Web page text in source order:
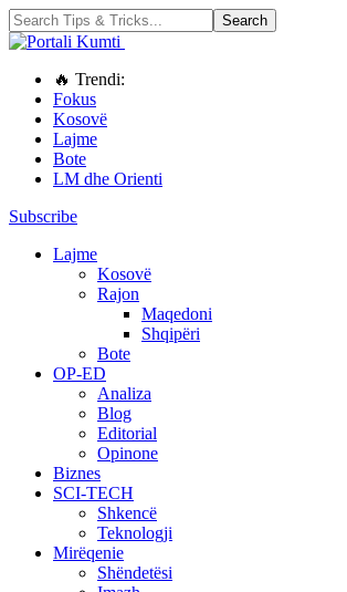
🔥 Trendi:
Fokus
Kosovë
Lajme
Bote
LM dhe Orienti
Subscribe
Lajme
Kosovë
Rajon
Maqedoni
Shqipëri
Bote
OP-ED
Analiza
Blog
Editorial
Opinone
Biznes
SCI-TECH
Shkencë
Teknologji
Mirëqenie
Shëndetësi